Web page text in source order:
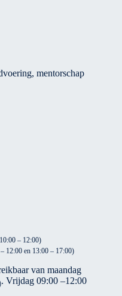
mentorschap
– 12:00)
12:00 en 13:00 – 17:00)
van maandag
. Vrijdag 09:00 –12:00